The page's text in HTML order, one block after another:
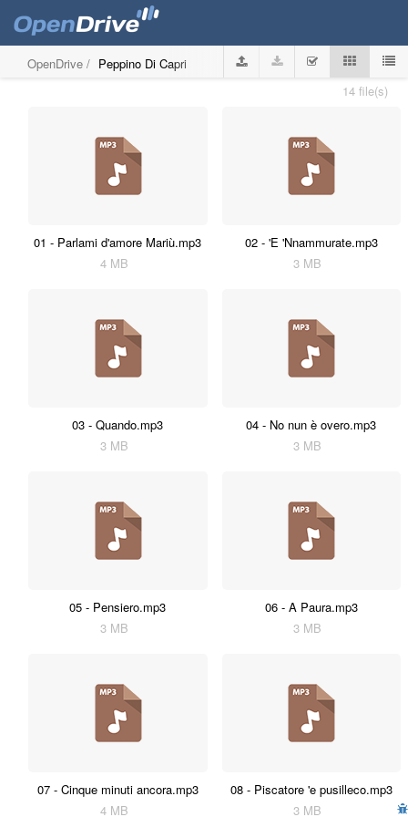
OpenDrive / Peppino Di Capri
14 file(s)
01 - Parlami d'amore Mariù.mp3
4 MB
02 - 'E 'Nnammurate.mp3
3 MB
03 - Quando.mp3
3 MB
04 - No nun è overo.mp3
3 MB
05 - Pensiero.mp3
3 MB
06 - A Paura.mp3
3 MB
07 - Cinque minuti ancora.mp3
4 MB
08 - Piscatore 'e pusilleco.mp3
3 MB